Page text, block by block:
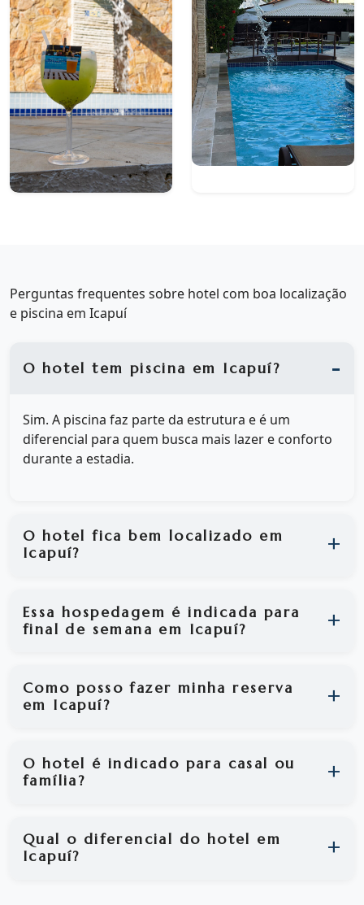
Perguntas frequentes sobre hotel com boa localização
e piscina em Icapuí
O hotel tem piscina em Icapuí?
Sim. A piscina faz parte da estrutura e é um
diferencial para quem busca mais lazer e conforto
durante a estadia.
O hotel fica bem localizado em
Icapuí?
Essa hospedagem é indicada para
final de semana em Icapuí?
Como posso fazer minha reserva
em Icapuí?
O hotel é indicado para casal ou
família?
Qual o diferencial do hotel em
Icapuí?